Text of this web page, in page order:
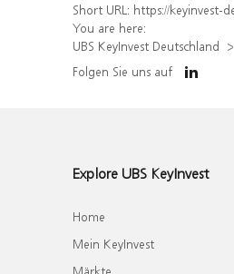
Short URL: https://keyinvest-de.ubs.com/
You are here:
UBS KeyInvest Deutschland
Folgen Sie uns auf
Explore UBS KeyInvest
Home
Mein KeyInvest